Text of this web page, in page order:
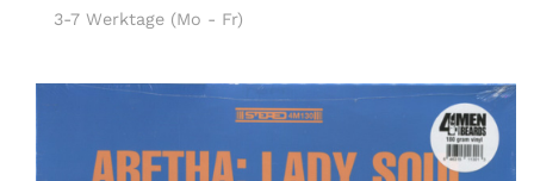
3-7 Werktage (Mo - Fr)